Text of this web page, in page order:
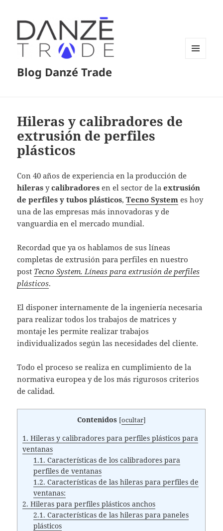
Blog Danzé Trade
Hileras y calibradores de
extrusión de perfiles
plásticos
Con 40 años de experiencia en la producción de
hileras ycalibradores en el sector de laextrusión
de perfiles y tubos plásticos,Tecno System es hoy
una de las empresas más innovadoras y de
vanguardia en el mercado mundial.
Recordad que ya os hablamos de sus líneas
completas de extrusión para perfiles en nuestro
post Tecno System. Líneas para extrusión de perfiles
plásticos.
El disponer internamente de la ingeniería necesaria
para realizar todos los trabajos de matrices y
montaje les permite realizar trabajos
individualizados según las necesidades del cliente.
Todo el proceso se realiza en cumplimiento de la
normativa europea y de los más rigurosos criterios
de calidad.
Contenidos [ocultar]
1. Hileras y calibradores para perfiles plásticos para
ventanas
1.1. Características de los calibradores para
perfiles de ventanas
1.2. Características de las hileras para perfiles de
ventanas:
2. Hileras para perfiles plásticos anchos
2.1. Características de las hileras para paneles
plásticos